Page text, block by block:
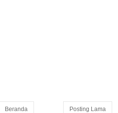
Posting Lama
Beranda